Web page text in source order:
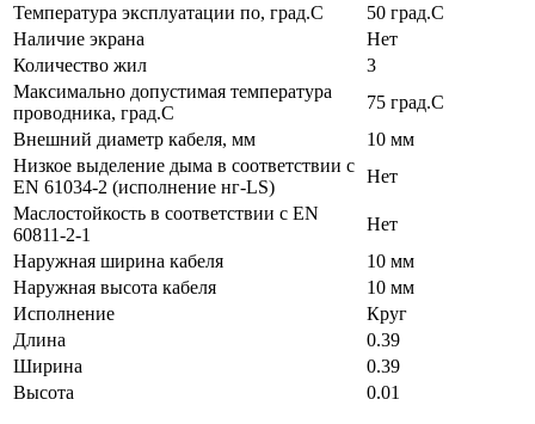
Температура эксплуатации по, град.C
50 град.C
Наличие экрана
Нет
Количество жил
3
Максимально допустимая температура
проводника, град.C
75 град.C
Внешний диаметр кабеля, мм
10 мм
Низкое выделение дыма в соответствии с
EN 61034-2 (исполнение нг-LS)
Нет
Маслостойкость в соответствии с EN
60811-2-1
Нет
Наружная ширина кабеля
10 мм
Наружная высота кабеля
10 мм
Исполнение
Круг
Длина
0.39
Ширина
0.39
Высота
0.01